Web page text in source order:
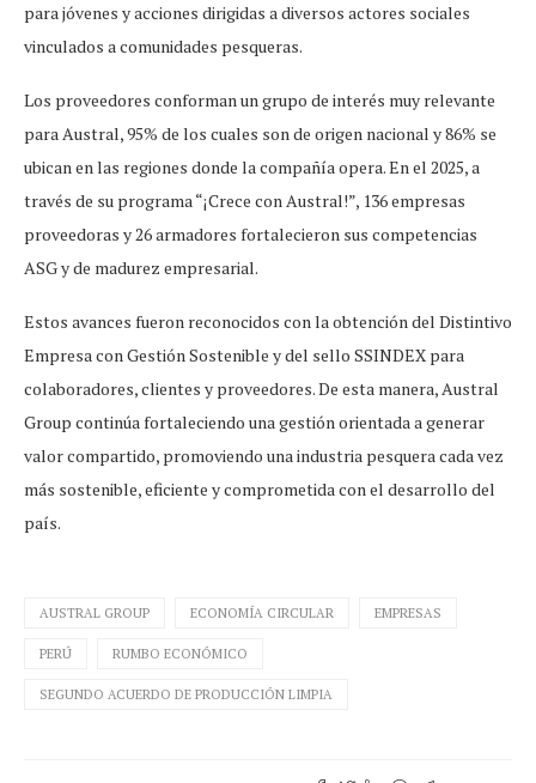
para jóvenes y acciones dirigidas a diversos actores sociales
vinculados a comunidades pesqueras.
Los proveedores conforman un grupo de interés muy relevante
para Austral, 95% de los cuales son de origen nacional y 86% se
ubican en las regiones donde la compañía opera. En el 2025, a
través de su programa “¡Crece con Austral!”, 136 empresas
proveedoras y 26 armadores fortalecieron sus competencias
ASG y de madurez empresarial.
Estos avances fueron reconocidos con la obtención del Distintivo
Empresa con Gestión Sostenible y del sello SSINDEX para
colaboradores, clientes y proveedores. De esta manera, Austral
Group continúa fortaleciendo una gestión orientada a generar
valor compartido, promoviendo una industria pesquera cada vez
más sostenible, eficiente y comprometida con el desarrollo del
país.
AUSTRAL GROUP ECONOMÍA CIRCULAR EMPRESAS
PERÚ RUMBO ECONÓMICO
SEGUNDO ACUERDO DE PRODUCCIÓN LIMPIA